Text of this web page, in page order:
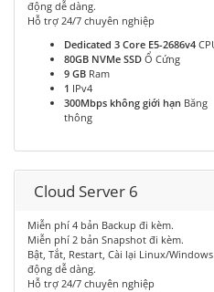
động dễ dàng.
Hỗ trợ 24/7 chuyên nghiệp
Dedicated 3 Core E5-2686v4
80GB NVMe SSD Ổ Cứng
9 GB Ram
1 IPv4
300Mbps không giới hạn Băng
thông
Cloud Server 6
Miễn phí 4 bản Backup đi kèm.
Miễn phí 2 bản Snapshot đi kèm.
Bật, Tắt, Restart, Cài lại Linux/
động dễ dàng.
Hỗ trợ 24/7 chuyên nghiệp